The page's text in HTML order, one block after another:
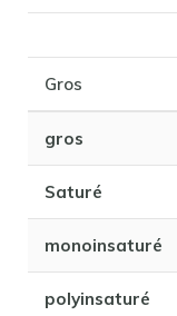
Gros
gros
Saturé
monoinsaturé
polyinsaturé